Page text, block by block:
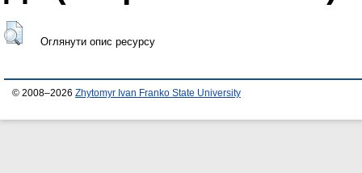
Оглянути опис ресурсу
© 2008–2026 Zhytomyr Ivan Franko State University